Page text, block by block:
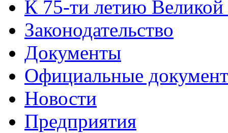
К 75-ти летию
Законодательство
Документы
Официальные
Новости
Предприятия